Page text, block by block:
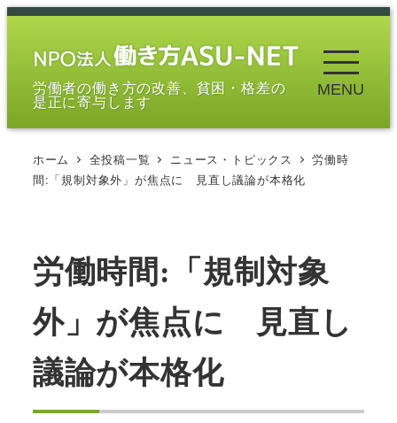
メ
労働者の働き方の改善、貧困・格差の
是正に寄与します
MENU
ホーム 全投稿一覧 ニュース・トピックス
労働時
間:「規制対象外」が焦点に 見直し議論が本格化
労働時間:「規制対象
外」が焦点に 見直し
議論が本格化